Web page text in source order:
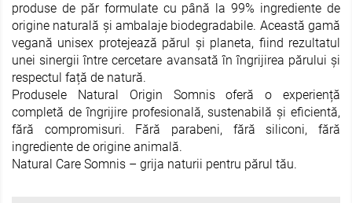
produse de păr formulate cu până la 99% ingrediente de
origine naturală și ambalaje biodegradabile. Această gamă
vegană unisex protejează părul și planeta, fiind rezultatul
unei sinergii între cercetare avansată în îngrijirea părului și
respectul față de natură.
Produsele Natural Origin Somnis oferă o experiență
completă de îngrijire profesională, sustenabilă și eficientă,
fără compromisuri. Fără parabeni, fără siliconi, fără
ingrediente de origine animală.
Natural Care Somnis – grija naturii pentru părul tău.